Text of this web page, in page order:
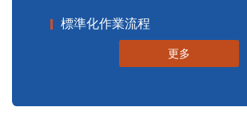
標準化作業流程
更多